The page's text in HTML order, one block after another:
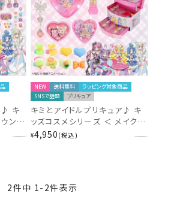
♪ キ
ント
ト
NEW 送料無料
ラッピング対象商品
SNSで話題
プリキュア
キミとアイドルプリキュア♪ キ
ッズコスメシリーズ ＜ メイクボ
ックスコスメセット ＞
¥4,950 税込
2件中 1- 2件表示